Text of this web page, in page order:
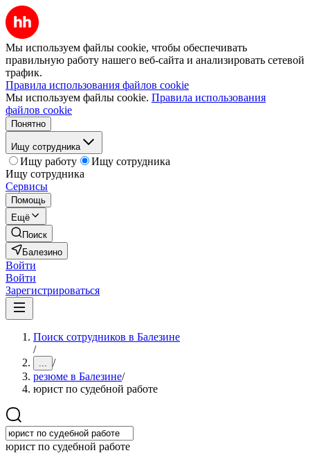
Мы используем файлы cookie, чтобы обеспечивать
правильную работу нашего веб-сайта и анализировать сетевой
трафик.
Правила использования файлов cookie
Мы используем файлы cookie. Правила использования
файлов cookie
Понятно
Ищу сотрудника
Ищу работу
Ищу сотрудника
Ищу сотрудника
Сервисы
Помощь
Ещё
Поиск
Балезино
Войти
Войти
Зарегистрироваться
Поиск сотрудников в Балезине
/
... /
резюме в Балезине/
юрист по судебной работе
юрист по судебной работе